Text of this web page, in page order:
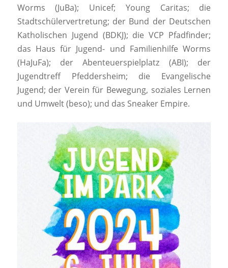
Worms (JuBa); Unicef; Young Caritas; die
Stadtschülervertretung; der Bund der Deutschen
Katholischen Jugend (BDKJ); die VCP Pfadfinder;
das Haus für Jugend- und Familienhilfe Worms
(HaJuFa); der Abenteuerspielplatz (ABI); der
Jugendtreff Pfeddersheim; die Evangelische
Jugend; der Verein für Bewegung, soziales Lernen
und Umwelt (beso); und das Sneaker Empire.